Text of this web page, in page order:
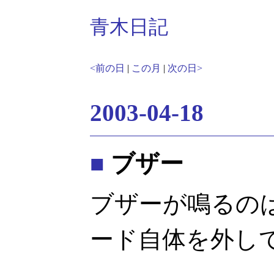
青木日記
<前の日 | この月 | 次の日>
2003-04-18
■ ブザー
ブザーが鳴るの
ード自体を外し